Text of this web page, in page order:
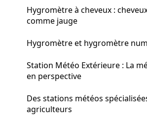
Hygromètre à cheveux :
comme jauge
Hygromètre et hygromètre
Station Météo Extérieure : La
en perspective
Des stations météos
agriculteurs